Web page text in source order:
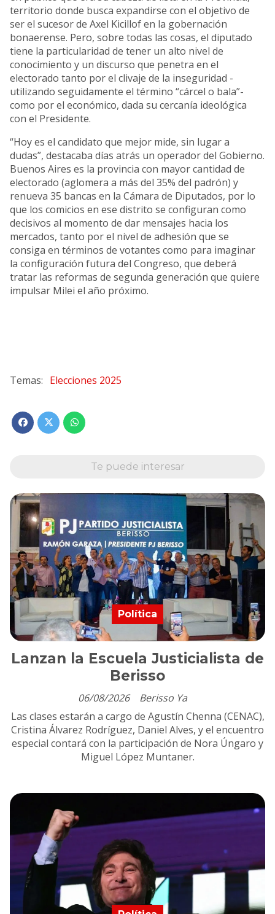
territorio donde busca expandirse con el objetivo de
ser el sucesor de Axel Kicillof en la gobernación
bonaerense. Pero, sobre todas las cosas, el diputado
tiene la particularidad de tener un alto nivel de
conocimiento y un discurso que penetra en el
electorado tanto por el clivaje de la inseguridad -
utilizando seguidamente el término “cárcel o bala”-
como por el económico, dada su cercanía ideológica
con el Presidente.
“Hoy es el candidato que mejor mide, sin lugar a
dudas”, destacaba días atrás un operador del Gobierno.
Buenos Aires es la provincia con mayor cantidad de
electorado (aglomera a más del 35% del padrón) y
renueva 35 bancas en la Cámara de Diputados, por lo
que los comicios en ese distrito se configuran como
decisivos al momento de dar mensajes hacia los
mercados, tanto por el nivel de adhesión que se
consiga en términos de votantes como para imaginar
la configuración futura del Congreso, que deberá
tratar las reformas de segunda generación que quiere
impulsar Milei el año próximo.
Elecciones 2025
Te puede interesar
Lanzan la Escuela Justicialista de
Berisso
Berisso Ya
Política
06/08/2026
Las clases estarán a cargo de Agustín Chenna (CENAC),
Cristina Álvarez Rodríguez, Daniel Alves, y el encuentro
especial contará con la participación de Nora Úngaro y
Miguel López Muntaner.